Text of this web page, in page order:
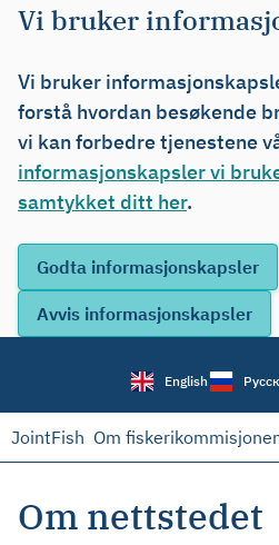
Vi bruker
Vi bruker
forstå hvordan besøkende
vi kan forbedre tjenestene
informasjonskapsler vi
samtykket ditt her.
English
JointFish Om
Om nettstedet